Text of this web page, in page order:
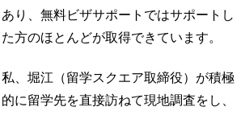
あり、無料ビザサポートではサポートし
た方のほとんどが取得できています。
私、堀江（留学スクエア取締役）が積極
的に留学先を直接訪ねて現地調査をし、